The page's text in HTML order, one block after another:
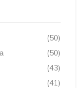
(50)
(50)
(43)
(41)